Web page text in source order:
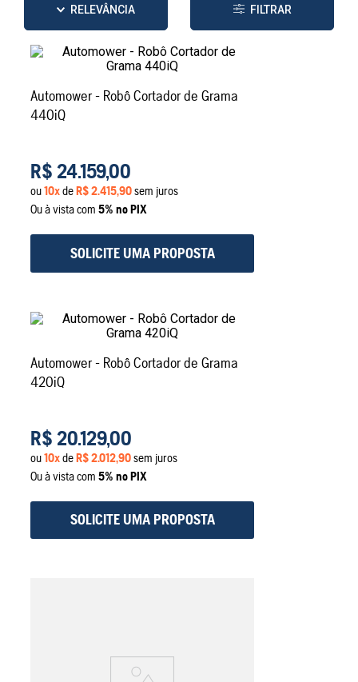
RELEVÂNCIA FILTRAR
Automower - Robô Cortador de Grama
440iQ
R$ 24.159,00
ou10xdeR$2.415,90sem juros
Ou à vista com 5% no PIX
SOLICITE UMA PROPOSTA
Automower - Robô Cortador de Grama
420iQ
R$ 20.129,00
ou10xdeR$2.012,90sem juros
Ou à vista com 5% no PIX
SOLICITE UMA PROPOSTA